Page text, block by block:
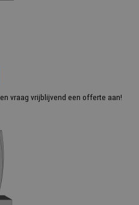
vraag vrijblijvend een offerte aan!